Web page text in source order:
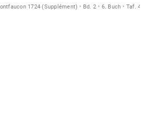
1724 (Supplément) Bd. 2 6. Buch Taf. 47